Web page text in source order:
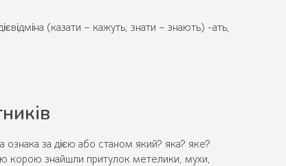
(казати – кажуть; знати – знають) -ать,
за дією або станом який? яка? яке?
корою знайшли притулок метелики, мухи,